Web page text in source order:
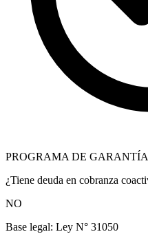
PROGRAMA DE
¿Tiene deuda en cobranza
NO
Base legal: Ley N° 31050